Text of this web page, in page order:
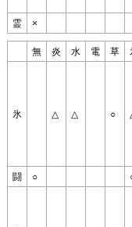
霊 ×
無 炎 水 電 草
氷 △ △ ○
闘 ○